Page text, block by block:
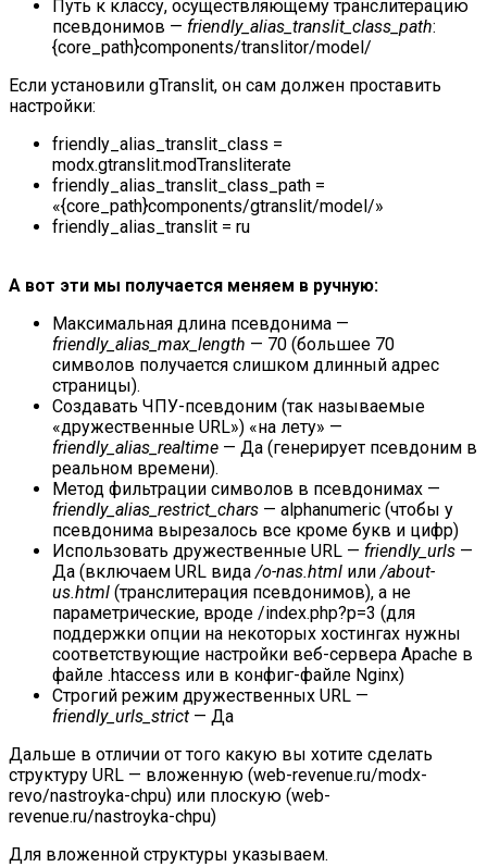
Путь к классу, осуществляющему транслитерацию
псевдонимов — friendly_alias_translit_class_path:
{core_path}components/translitor/model/
Если установили gTranslit, он сам должен проставить
настройки:
friendly_alias_translit_class =
modx.gtranslit.modTransliterate
friendly_alias_translit_class_path =
«{core_path}components/gtranslit/model/»
friendly_alias_translit = ru
А вот эти мы получается меняем в ручную:
Максимальная длина псевдонима —
friendly_alias_max_length — 70 (большее 70
символов получается слишком длинный адрес
страницы).
Создавать ЧПУ-псевдоним (так называемые
«дружественные URL») «на лету» —
friendly_alias_realtime — Да (генерирует псевдоним в
реальном времени).
Метод фильтрации символов в псевдонимах —
friendly_alias_restrict_chars — alphanumeric (чтобы у
псевдонима вырезалось все кроме букв и цифр)
Использовать дружественные URL — friendly_urls —
Да (включаем URL вида/o-nas.html или/about-
us.html (транслитерация псевдонимов), а не
параметрические, вроде /index.php?p=3 (для
поддержки опции на некоторых хостингах нужны
соответствующие настройки веб-сервера Apache в
файле .htaccess или в конфиг-файле Nginx)
Строгий режим дружественных URL —
friendly_urls_strict — Да
Дальше в отличии от того какую вы хотите сделать
структуру URL — вложенную (web-revenue.ru/modx-
revo/nastroyka-chpu) или плоскую (web-
revenue.ru/nastroyka-chpu)
Для вложенной структуры указываем.